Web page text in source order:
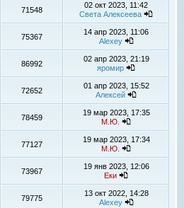
71548
02 окт 2023, 11:42
Света Алексеева
75367
14 апр 2023, 11:06
Alexey
86992
02 апр 2023, 21:19
яромир
72652
01 апр 2023, 15:52
Алексей
78459
19 мар 2023, 17:35
М.Ю.
77127
19 мар 2023, 17:34
М.Ю.
73967
19 янв 2023, 12:06
Еки
79775
13 окт 2022, 14:28
Alexey